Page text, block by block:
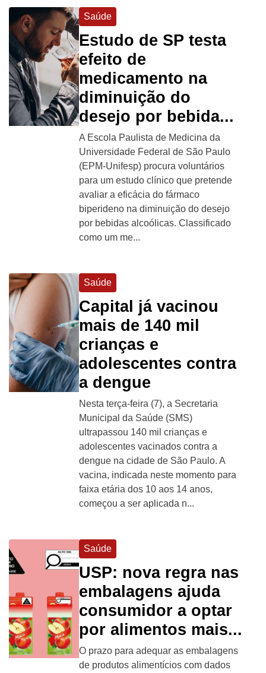
Saúde
Estudo de SP testa
efeito de
medicamento na
diminuição do
desejo por bebida...
A Escola Paulista de Medicina da
Universidade Federal de São Paulo
(EPM-Unifesp) procura voluntários
para um estudo clínico que pretende
avaliar a eficácia do fármaco
biperideno na diminuição do desejo
por bebidas alcoólicas. Classificado
como um me...
Saúde
Capital já vacinou
mais de 140 mil
crianças e
adolescentes contra
a dengue
Nesta terça-feira (7), a Secretaria
Municipal da Saúde (SMS)
ultrapassou 140 mil crianças e
adolescentes vacinados contra a
dengue na cidade de São Paulo. A
vacina, indicada neste momento para
faixa etária dos 10 aos 14 anos,
começou a ser aplicada n...
Saúde
USP: nova regra nas
embalagens ajuda
consumidor a optar
por alimentos mais...
O prazo para adequar as embalagens
de produtos alimentícios com dados